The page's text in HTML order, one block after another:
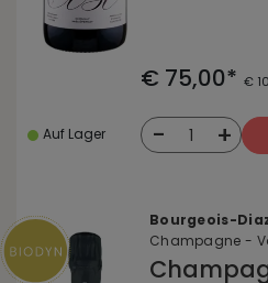
€ 75,00* €
Auf Lager - 1 +
Bourgeois-
Champagne -